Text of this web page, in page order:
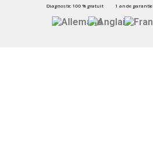
Diagnostic 100 % gratuit 1 an de garantie